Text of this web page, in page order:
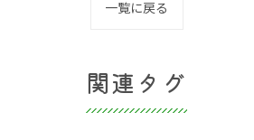
一覧に戻る
関連タグ